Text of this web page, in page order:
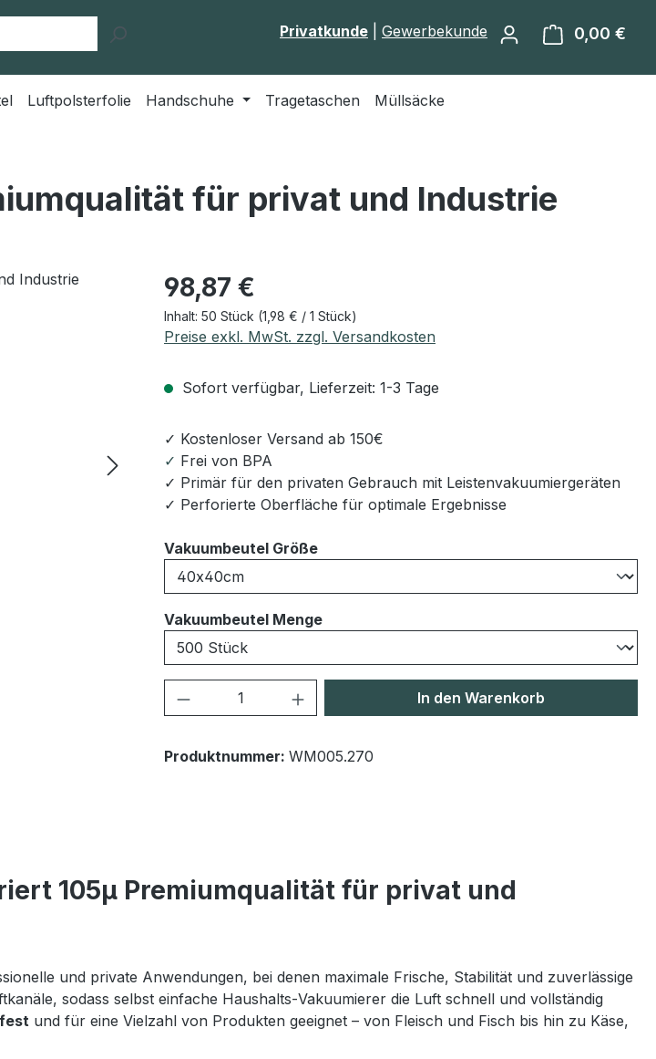
Privatkunde Gewerbekunde 0,00 €
Luftpolsterfolie Handschuhe Tragetaschen Müllsäcke
für privat und Industrie
Regulärer Preis:
98,87 €
Inhalt: 50 Stück (1,98 € / 1 Stück)
Preise exkl. MwSt. zzgl. Versandkosten
Sofort verfügbar, Lieferzeit: 1-3 Tage
✓ Kostenloser Versand ab 150€
✓ Frei von BPA
✓ Primär für den privaten Gebrauch mit Leistenvakuumiergeräten
✓ Perforierte Oberfläche für optimale Ergebnisse
Vakuumbeutel Größeauswählen
Vakuumbeutel Mengeauswählen
Produkt Anzahl: Gib den gewünschten Wert
In den Warenkorb
Produktnummer: WM005.270
105µ Premiumqualität für privat und
und private Anwendungen, bei denen maximale Frische, Stabilität und zuverlässige
sodass selbst einfache Haushalts‑Vakuumierer die Luft schnell und vollständig
und für eine Vielzahl von Produkten geeignet – von Fleisch und Fisch bis hin zu Käse,